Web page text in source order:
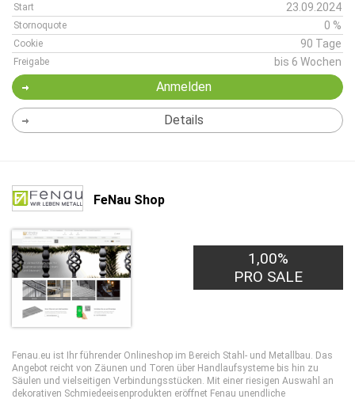
Start 23.09.2024
Stornoquote 0 %
Cookie 90 Tage
Freigabe bis 6 Wochen
Anmelden
Details
FeNau Shop
1,00%
PRO SALE
Fenau.eu ist Ihr führender Onlineshop im Bereich Stahl- und Metallbau. Das
Angebot reicht von Zäunen und Toren über Handlaufsysteme bis hin zu
Säulen und vielseitigen Verbindungsstücken. Mit einer riesigen Auswahl an
dekorativen Schmiedeeisenprodukten eröffnet Fenau unendliche